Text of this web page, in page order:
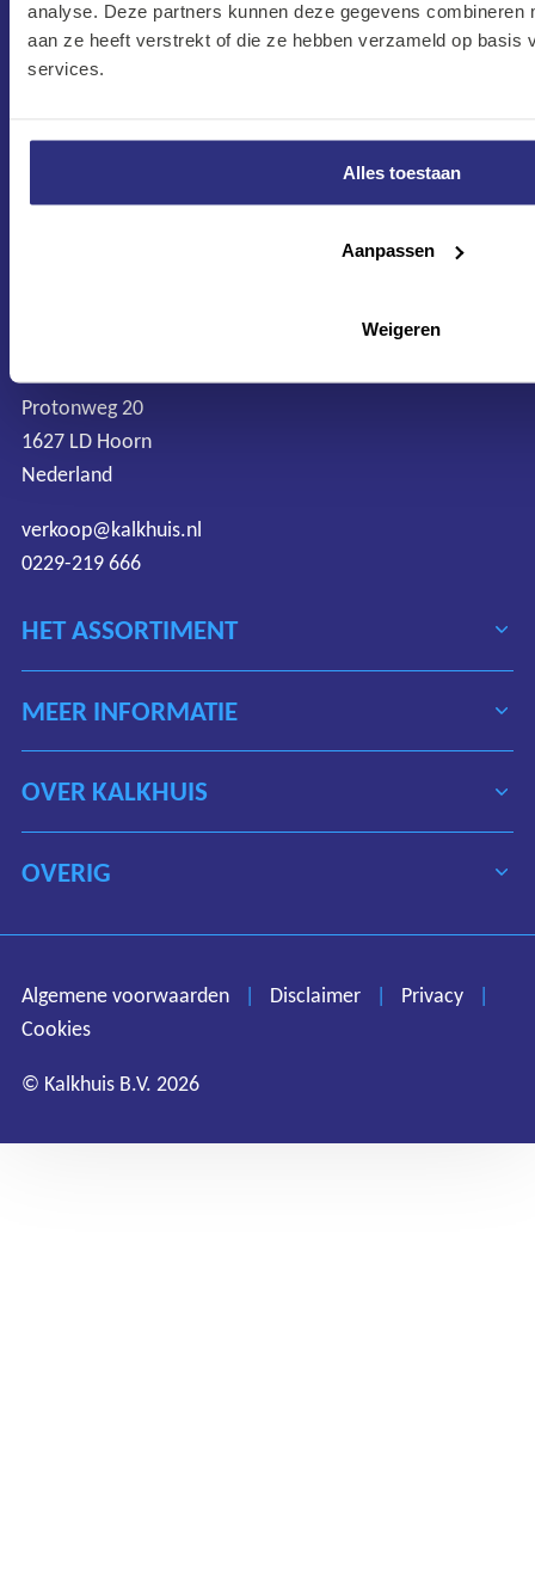
analyse. Deze partners kunnen deze gegevens combineren
aan ze heeft verstrekt of die ze hebben verzameld op basis
services.
Alles toestaan
Aanpassen
Weigeren
Disclaimer
Privacy
HET ASSORTIMENT
MEER INFORMATIE
OVER KALKHUIS
CONTACT
Protonweg 20
1627 LD Hoorn
Nederland
verkoop@kalkhuis.nl
0229-219 666
OVERIG
Algemene voorwaarden | Disclaimer | Privacy
|
Cookies
© Kalkhuis B.V. 2026